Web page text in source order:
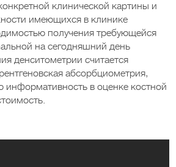
клинической картины и
имеющихся в клинике
получения требующейся
на сегодняшний день
денситометрии считается
абсорбциометрия,
информативность в оценке костной